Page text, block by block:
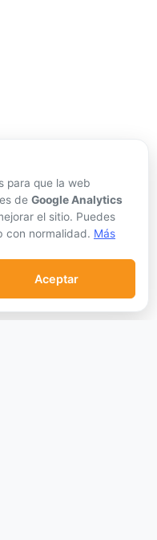
para que la web
de Google Analytics
el sitio. Puedes
con normalidad. Más
Aceptar